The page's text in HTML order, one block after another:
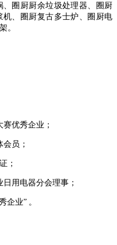
、圈厨厨余垃圾处理器、圈厨
、圈厨复古多士炉、圈厨电
。
优秀企业；
员；
；
用电器分会理事；
企业” 。